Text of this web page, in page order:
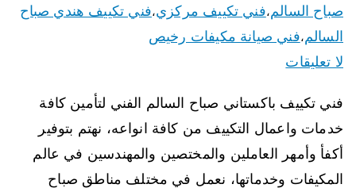
صباح السالم،فني تكييف مركزي،فني تكييف هندي صباح
السالم،فني صيانة مكيفات رخيص
لا تعليقات
فني تكييف باكستاني صباح السالم الفني لتأمين كافة
خدمات واعمال التكييف من كافة انواعه، نهتم بتوفير
أكفأ وأمهر العاملين والمختصين والمهندسين في عالم
المكيفات وخدماتها، نعمل في مختلف مناطق صباح